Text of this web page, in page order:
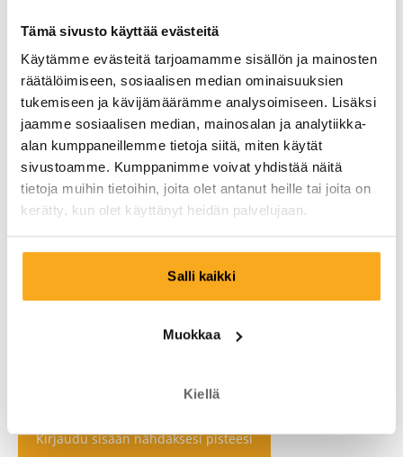
Tämä sivusto käyttää evästeitä
Käytämme evästeitä tarjoamamme sisällön ja mainosten
räätälöimiseen, sosiaalisen median ominaisuuksien
tukemiseen ja kävijämäärämme analysoimiseen. Lisäksi
jaamme sosiaalisen median, mainosalan ja analytiikka-
alan kumppaneillemme tietoja siitä, miten käytät
sivustoamme. Kumppanimme voivat yhdistää näitä
tietoja muihin tietoihin, joita olet antanut heille tai joita on
kerätty, kun olet käyttänyt heidän palvelujaan.
Salli kaikki
Muokkaa
Kiellä
Kirjaudu sisään nähdäksesi pisteesi